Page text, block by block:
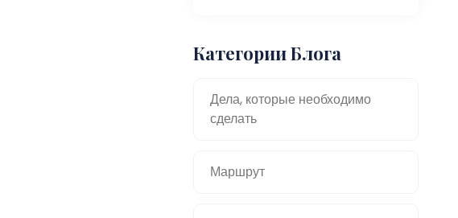
Категории Блога
Дела, которые необходимо
сделать
Маршрут